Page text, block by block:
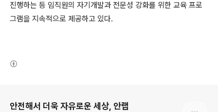
진행하는 등 임직원의 자기개발과 전문성 강화를 위한 교육 프로
그램을 지속적으로 제공하고 있다.
안전해서 더욱 자유로운 세상, 안랩